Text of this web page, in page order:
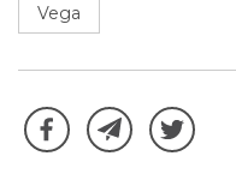
Vega